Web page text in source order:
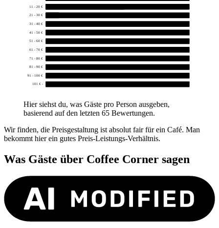
11 - 20 €
21 - 30 €
31 - 40 €
41 - 50 €
51 - 60 €
61 - 70 €
71 - 80 €
81 - 90 €
91 - 100 €
101 € -
Hier siehst du, was Gäste pro Person ausgeben,
basierend auf den letzten 65 Bewertungen.
Wir finden, die Preisgestaltung ist absolut fair für ein Café. Man
bekommt hier ein gutes Preis-Leistungs-Verhältnis.
Was Gäste über Coffee Corner sagen